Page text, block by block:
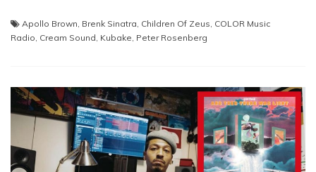
Apollo Brown, Brenk Sinatra, Children Of Zeus, COLOR Music
Radio, Cream Sound, Kubake, Peter Rosenberg